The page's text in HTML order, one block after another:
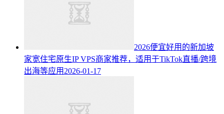
2026便宜好用的新加坡
家宽住宅原生IP VPS商家推荐，适用于TikTok直播/跨境
出海等应用 2026-01-17